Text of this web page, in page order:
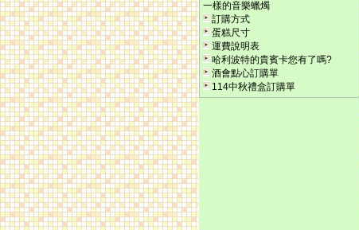
一樣的音樂蠟燭
訂購方式
蛋糕尺寸
運費說明表
哈利波特的貴賓卡您有了嗎?
酒會點心訂購單
114中秋禮盒訂購單